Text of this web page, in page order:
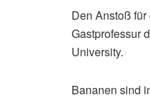
Den Anstoß
Gastprofessur
University.
Bananen sind